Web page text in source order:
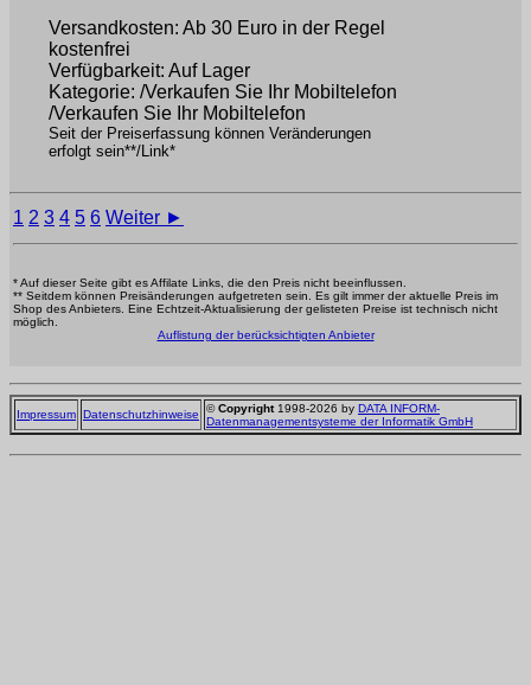
Versandkosten: Ab 30 Euro in der Regel
kostenfrei
Verfügbarkeit: Auf Lager
Kategorie: /Verkaufen Sie Ihr Mobiltelefon
/Verkaufen Sie Ihr Mobiltelefon
Seit der Preiserfassung können Veränderungen
erfolgt sein**/Link*
1 2 3 4 5 6 Weiter ►
* Auf dieser Seite gibt es Affilate Links, die den Preis nicht beeinflussen.
** Seitdem können Preisänderungen aufgetreten sein. Es gilt immer der aktuelle Preis im
Shop des Anbieters. Eine Echtzeit-Aktualisierung der gelisteten Preise ist technisch nicht
möglich.
Auflistung der berücksichtigten Anbieter
Impressum Datenschutzhinweise ©Copyright1998-2026 by DATA INFORM-
Datenmanagementsysteme der Informatik GmbH